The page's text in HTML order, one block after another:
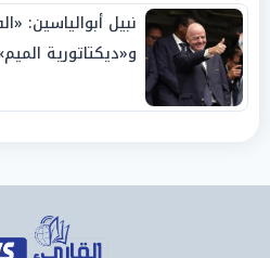
نبيل أبوالياسين:
و«ديكتاتورية